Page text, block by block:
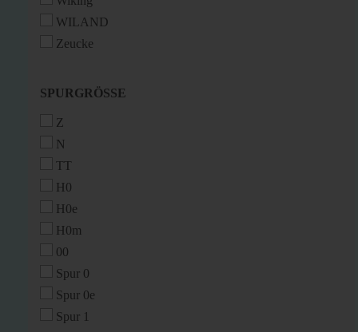
WILAND
Zeucke
SPURGRÖSSE
SPURGRÖSSE
Z
N
TT
H0
H0e
H0m
00
Spur 0
Spur 0e
Spur 1